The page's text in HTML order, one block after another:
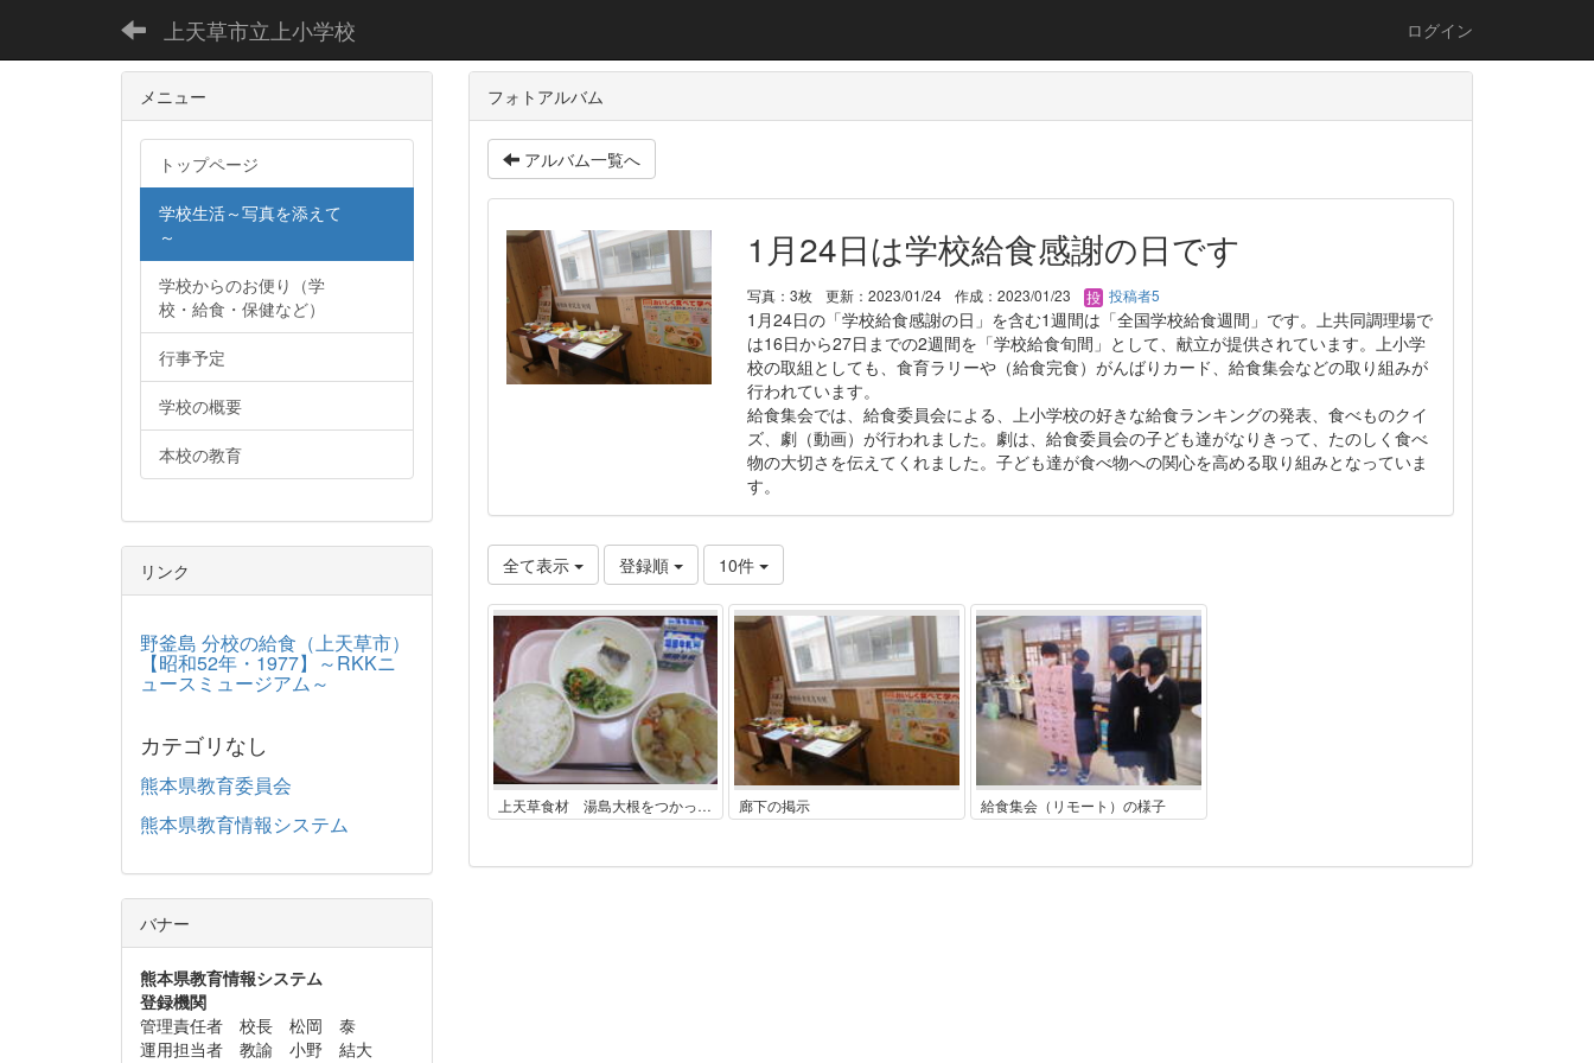
上天草市立上小学校 ログイン
フォトアルバム
アルバム一覧へ
1月24日は学校給食感謝の日です
写真：3枚 更新：2023/01/24 作成：2023/01/23 投稿者5
1月24日の「学校給食感謝の日」を含む1週間は「全国学校給食週間」です。上共同調理場で
は16日から27日までの2週間を「学校給食旬間」として、献立が提供されています。上小学
校の取組としても、食育ラリーや（給食完食）がんばりカード、給食集会などの取り組みが
行われています。
給食集会では、給食委員会による、上小学校の好きな給食ランキングの発表、食べものクイ
ズ、劇（動画）が行われました。劇は、給食委員会の子ども達がなりきって、たのしく食べ
物の大切さを伝えてくれました。子ども達が食べ物への関心を高める取り組みとなっていま
す。
全て表示 登録順 10件
上天草食材 湯島大根をつかった献立 廊下の掲示 給食集会（リモート）の様子
メニュー
トップページ
学校生活～写真を添えて
～
学校からのお便り（学
校・給食・保健など）
行事予定
学校の概要
本校の教育
リンク
野釜島 分校の給食（上天草市）
【昭和52年・1977】～RKKニ
ュースミュージアム～
カテゴリなし
熊本県教育委員会
熊本県教育情報システム
バナー
熊本県教育情報システム
登録機関
管理責任者 校長 松岡 泰
運用担当者 教諭 小野 結大